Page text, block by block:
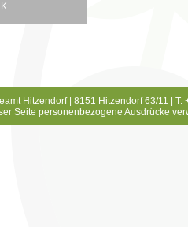
Hitzendorf | 8151 Hitzendorf 63/11 |
Seite personenbezogene Ausdrücke